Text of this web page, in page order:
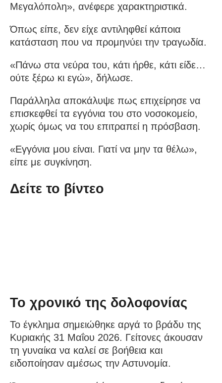
Μεγαλόπολη», ανέφερε χαρακτηριστικά.
Όπως είπε, δεν είχε αντιληφθεί κάποια
κατάσταση που να προμηνύει την τραγωδία.
«Πάνω στα νεύρα του, κάτι ήρθε, κάτι είδε…
ούτε ξέρω κι εγώ», δήλωσε.
Παράλληλα αποκάλυψε πως επιχείρησε να
επισκεφθεί τα εγγόνια του στο νοσοκομείο,
χωρίς όμως να του επιτραπεί η πρόσβαση.
«Εγγόνια μου είναι. Γιατί να μην τα θέλω»,
είπε με συγκίνηση.
Δείτε το βίντεο
Το χρονικό της δολοφονίας
Το έγκλημα σημειώθηκε αργά το βράδυ της
Κυριακής 31 Μαΐου 2026. Γείτονες άκουσαν
τη γυναίκα να καλεί σε βοήθεια και
ειδοποίησαν αμέσως την Αστυνομία.